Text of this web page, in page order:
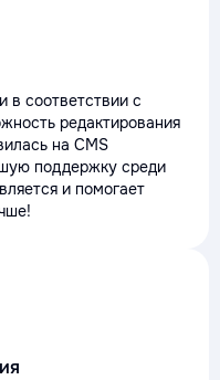
в соответствии с
редактирования
на CMS
поддержку среди
и помогает